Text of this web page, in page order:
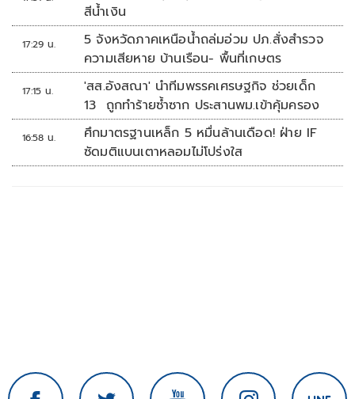
สีน้ำเงิน
17:29 น.
5 จังหวัดภาคเหนือน้ำถล่มอ่วม ปภ.สั่งสำรวจ
ความเสียหาย บ้านเรือน- พื้นที่เกษตร
17:15 น.
'สส.อังสณา' นำทีมพรรคเศรษฐกิจ ช่วยเด็ก
13 ถูกทำร้ายซ้ำซาก ประสานพม.เข้าคุ้มครอง
16:58 น.
ศึกมาตรฐานเหล็ก 5 หมื่นล้านเดือด! ฝ่าย IF
ซัดมติแบนเตาหลอมไม่โปร่งใส